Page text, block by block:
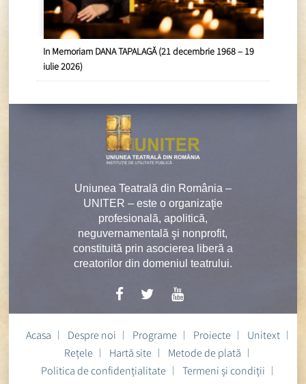
In Memoriam DANA TAPALAGĂ (21 decembrie 1968 – 19
iulie 2026)
Uniunea Teatrală din România –
UNITER – este o organizaţie
profesională, apolitică,
neguvernamentală şi nonprofit,
constituită prin asocierea liberă a
creatorilor din domeniul teatrului.
Acasa Despre noi Programe Proiecte
Unitext
Rețele
Hartă site
Metode de plată
Politica de confidențialitate
Termeni și condiții